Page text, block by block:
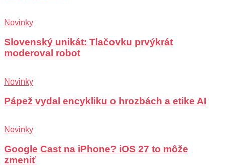
Novinky
Slovenský unikát: Tlačovku prvýkrát
moderoval robot
Novinky
Pápež vydal encykliku o hrozbách a etike AI
Novinky
Google Cast na iPhone? iOS 27 to môže
zmeniť